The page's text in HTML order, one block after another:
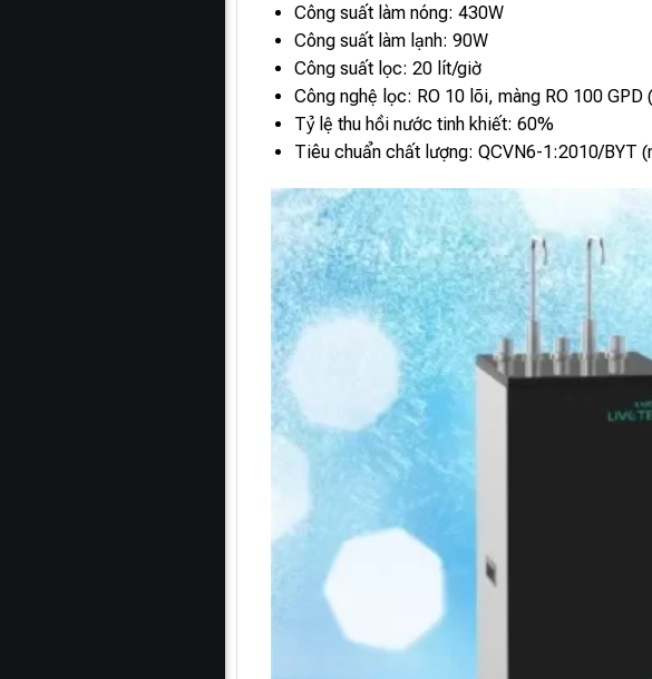
Công suất làm nóng: 430W
Công suất làm lạnh: 90W
Công suất lọc: 20 lít/giờ
Công nghệ lọc: RO 10 lõi, màng RO 100 GPD
Tỷ lệ thu hồi nước tinh khiết: 60%
Tiêu chuẩn chất lượng: QCVN6-1:2010/BYT